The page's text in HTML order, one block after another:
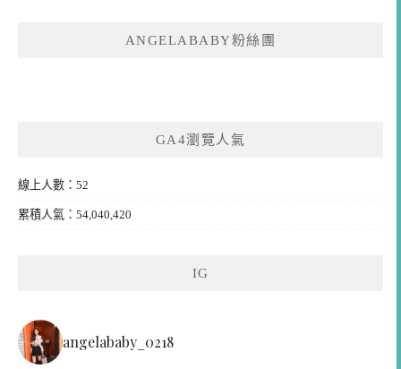
ANGELABABY粉絲團
GA4瀏覽人氣
線上人數：52
累積人氣：54,040,420
IG
angelababy_0218